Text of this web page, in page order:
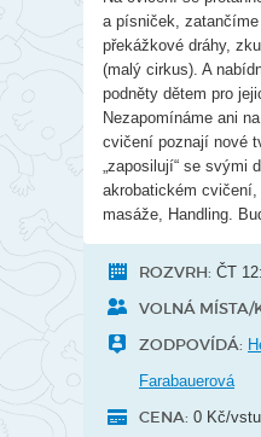
a písniček,
překážkové dráhy,
(malý cirkus). A
podněty dětem pro
Nezapomínáme ani
cvičení poznají nové
„zaposilují“ se svými
akrobatickém
masáže, Handling.
ROZVRH: ČT
VOLNÁ MÍSTA/
ZODPOVÍDÁ:
Farabauerová
CENA: 0 Kč/